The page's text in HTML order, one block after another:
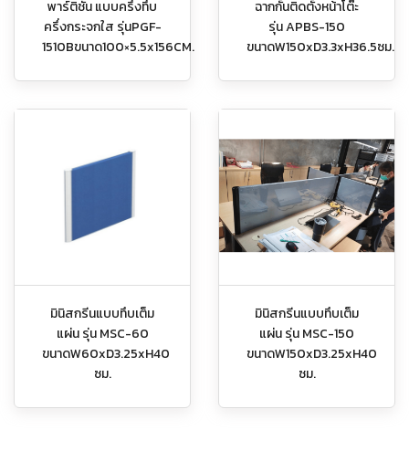
พาร์ติชั่น แบบครึ่งทึบ
ครึ่งกระจกใส รุ่นPGF-
1510Bขนาด100×5.5x156CM.
ฉากกั้นติดตั้งหน้าโต๊ะ
รุ่น APBS-150
ขนาดW150xD3.3xH36.5ซม.
มินิสกรีนแบบทึบเต็ม
แผ่น รุ่น MSC-60
ขนาดW60xD3.25xH40
ซม.
มินิสกรีนแบบทึบเต็ม
แผ่น รุ่น MSC-150
ขนาดW150xD3.25xH40
ซม.